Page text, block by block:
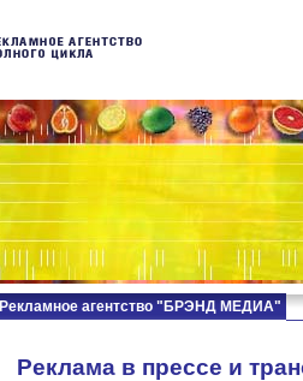
Рекламное агентство "БРЭНД МЕДИА"
Реклама в прессе и